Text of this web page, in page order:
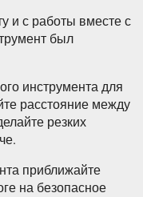
и с работы вместе с
был
инструмента для
расстояние между
резких
приближайте
на безопасное